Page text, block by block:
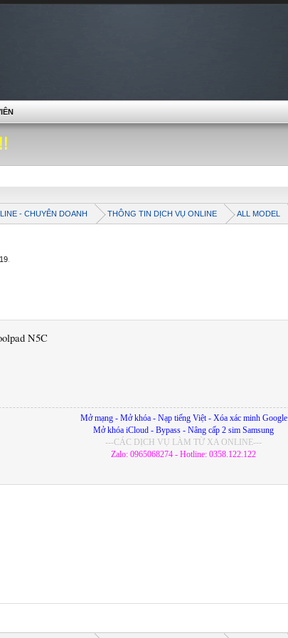
- CHUYÊN DOANH THÔNG TIN DỊCH VỤ ONLINE ALL MODEL
N5C
Mở mạng - Mở khóa - Nạp tiếng Việt - Xóa xác minh Google
Mở khóa iCloud - Bypass - Nâng cấp 2 sim Samsung
---CÁC DỊCH VỤ LÀM TỪ XA ONLINE---
Zalo: 0965068274 - Hotline: 0358.122.122